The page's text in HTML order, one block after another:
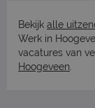
Bekijk alle
Werk in
vacatures van
Hoogeveen